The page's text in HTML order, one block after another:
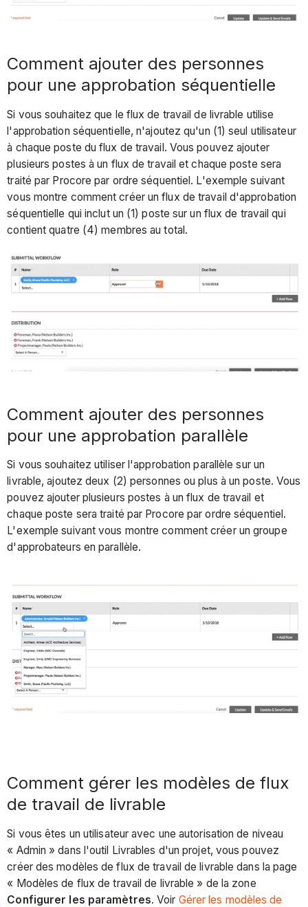
Comment ajouter des personnes
pour une approbation séquentielle
Si vous souhaitez que le flux de travail de livrable utilise
l'approbation séquentielle, n'ajoutez qu'un (1) seul utilisateur
à chaque poste du flux de travail. Vous pouvez ajouter
plusieurs postes à un flux de travail et chaque poste sera
traité par Procore par ordre séquentiel. L'exemple suivant
vous montre comment créer un flux de travail d'approbation
séquentielle qui inclut un (1) poste sur un flux de travail qui
contient quatre (4) membres au total.
Comment ajouter des personnes
pour une approbation parallèle
Si vous souhaitez utiliser l'approbation parallèle sur un
livrable, ajoutez deux (2) personnes ou plus à un poste. Vous
pouvez ajouter plusieurs postes à un flux de travail et
chaque poste sera traité par Procore par ordre séquentiel.
L'exemple suivant vous montre comment créer un groupe
d'approbateurs en parallèle.
Comment gérer les modèles de flux
de travail de livrable
Si vous êtes un utilisateur avec une autorisation de niveau
« Admin » dans l'outil Livrables d'un projet, vous pouvez
créer des modèles de flux de travail de livrable dans la page
« Modèles de flux de travail de livrable » de la zone
Configurer les paramètres. Voir Gérer les modèles de